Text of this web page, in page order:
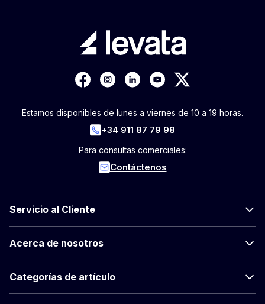
Estamos disponibles de lunes a viernes de 10 a 19 horas.
+34 911 87 79 98
Para consultas comerciales:
Contáctenos
Servicio al Cliente
Acerca de nosotros
Categorías de artículo